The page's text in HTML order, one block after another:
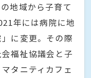
地域から子育て
年には病院に地
に変更。その際
福祉協議会と子
タニティカフェ